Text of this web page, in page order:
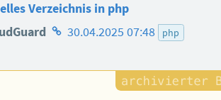
Verzeichnis in php
Homepage
Autors
30.04.2025 07:48 php